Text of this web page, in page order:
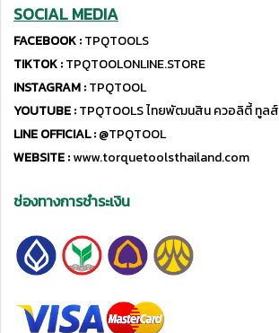
SOCIAL MEDIA
FACEBOOK :TPQTOOLS
TIKTOK :TPQTOOLONLINE.STORE
INSTAGRAM :TPQTOOL
YOUTUBE :TPQTOOLS ไทยพัฒนสิน ควอลิตี้ ทูลส์
LINE OFFICIAL :@TPQTOOL
WEBSITE :www.torquetoolsthailand.com
ช่องทางการชำระเงิน